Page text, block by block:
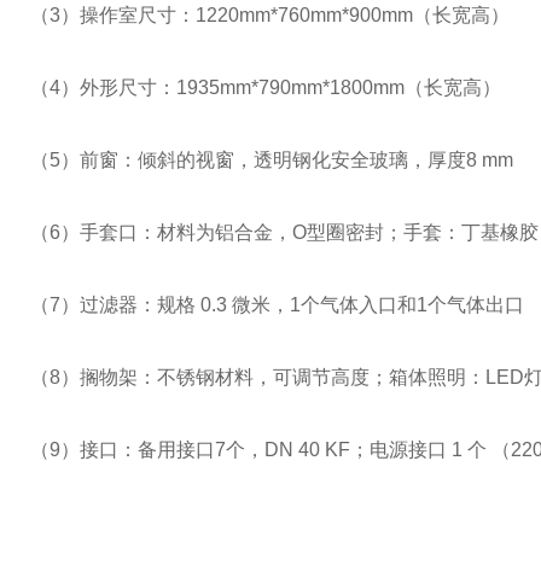
（3） 操作室尺寸： 1220mm*760mm*900mm （长宽高）
（4）外形尺寸： 1935mm*790mm*1800mm （长宽高）
（5）前窗：倾斜的视窗，透明钢化安全玻璃，厚度8 mm
（6）手套口：材料为铝合金， O型圈密封；手套：丁基橡
（7）过滤器：规格 0.3 微米， 1个气体入口和1个气体出口
（8）搁物架：不锈钢材料，可调节高度；箱体照明： LED
（9）接口：备用接口7个， DN 40 KF ；电源接口 1 个 （